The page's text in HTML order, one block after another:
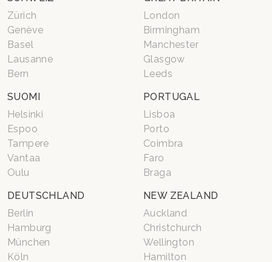
Zürich
Genève
Basel
Lausanne
Bern
London
Birmingham
Manchester
Glasgow
Leeds
SUOMI
Helsinki
Espoo
Tampere
Vantaa
Oulu
PORTUGAL
Lisboa
Porto
Coimbra
Faro
Braga
DEUTSCHLAND
Berlin
Hamburg
München
Köln
NEW ZEALAND
Auckland
Christchurch
Wellington
Hamilton